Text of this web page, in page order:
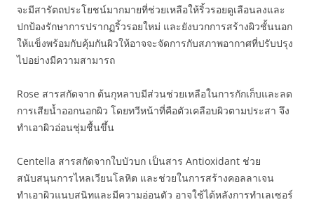
จะมีสารัตถประโยชน์มากมายที่ช่วยเหลือให้ริ้วรอยดูเลือนลงและ
ปกป้องรักษาการปรากฏริ้วรอยใหม่ และยังบวกการสร้างผิวชั้นนอก
ให้แข็งพร้อมกับคุ้มกันผิวให้อาจจะจัดการกับสภาพอากาศที่ปรับปรุง
ไปอย่างมีความสามารถ
Rose สารสกัดจาก ต้นกุหลาบมีส่วนช่วยเหลือในการกักเก็บและลด
การเสียนํ้าออกนอกผิว โดยทวีหน้าที่คือตัวเคลือบผิวตามประสา จึง
ทำเอาผิวอ่อนชุ่มชื้นขึ้น
Centella สารสกัดจากใบบัวบก เป็นสาร Antioxidant ช่วย
สนับสนุนการไหลเวียนโลหิต และช่วยในการสร้างคอลลาเจน
ทำเอาผิวแนบสนิทและมีความอ่อนตัว อาจใช้ได้หลังการทำเลเซอร์